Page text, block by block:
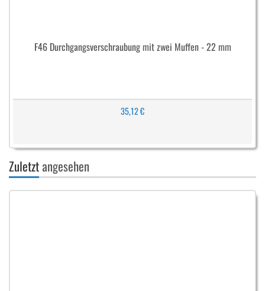
F46 Durchgangsverschraubung mit zwei Muffen - 22 mm
35,12 €
Zuletztangesehen